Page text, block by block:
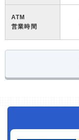
ATM
営業時間